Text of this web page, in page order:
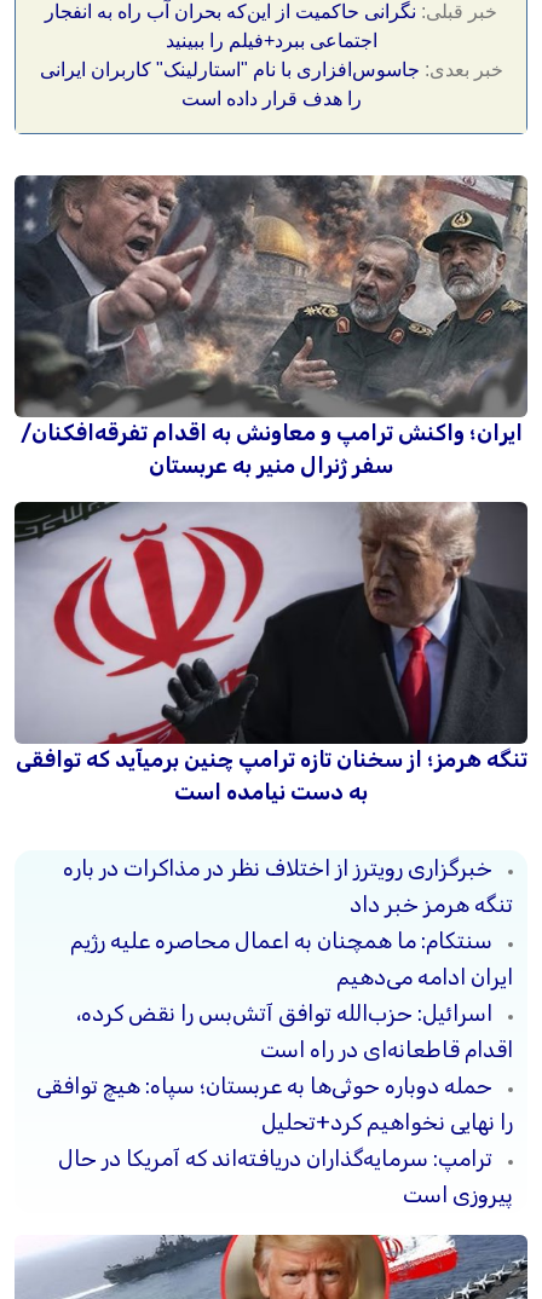
خبر قبلی: نگرانی حاکمیت از این‌که بحران آب راه به انفجار
اجتماعی ببرد+فیلم را ببینید
خبر بعدی: جاسوس‌افزاری با نام "استارلینک" کاربران ایرانی
را هدف قرار داده است
ایران؛ واکنش ترامپ و معاونش به اقدام تفرقه‌افکنان/
سفر ژنرال منیر به عربستان
تنگه هرمز؛ از سخنان تازه ترامپ چنین برمیآید که توافقی
به دست نیامده است
خبرگزاری رویترز از اختلاف نظر در مذاکرات در باره
تنگه هرمز خبر داد
سنتکام: ما همچنان به اعمال محاصره علیه رژیم
ایران ادامه می‌دهیم
اسرائیل: حزب‌الله توافق آتش‌بس را نقض کرده،
اقدام قاطعانه‌ای در راه است
حمله دوباره حوثی‌ها به عربستان؛ سپاه: هیچ توافقی
را نهایی نخواهیم کرد+تحلیل
ترامپ: سرمایه‌گذاران دریافته‌اند که آمریکا در حال
پیروزی است